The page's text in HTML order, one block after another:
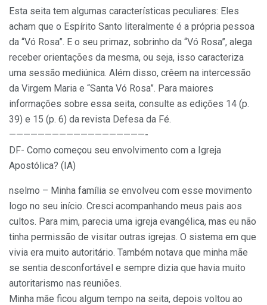
Esta seita tem algumas características peculiares: Eles
acham que o Espírito Santo literalmente é a própria pessoa
da “Vó Rosa”. E o seu primaz, sobrinho da “Vó Rosa”, alega
receber orientações da mesma, ou seja, isso caracteriza
uma sessão mediúnica. Além disso, crêem na intercessão
da Virgem Maria e “Santa Vó Rosa”. Para maiores
informações sobre essa seita, consulte as edições 14 (p.
39) e 15 (p. 6) da revista Defesa da Fé.
———————————————————-
DF- Como começou seu envolvimento com a Igreja
Apostólica? (IA)
nselmo – Minha família se envolveu com esse movimento
logo no seu início. Cresci acompanhando meus pais aos
cultos. Para mim, parecia uma igreja evangélica, mas eu não
tinha permissão de visitar outras igrejas. O sistema em que
vivia era muito autoritário. Também notava que minha mãe
se sentia desconfortável e sempre dizia que havia muito
autoritarismo nas reuniões.
Minha mãe ficou algum tempo na seita, depois voltou ao